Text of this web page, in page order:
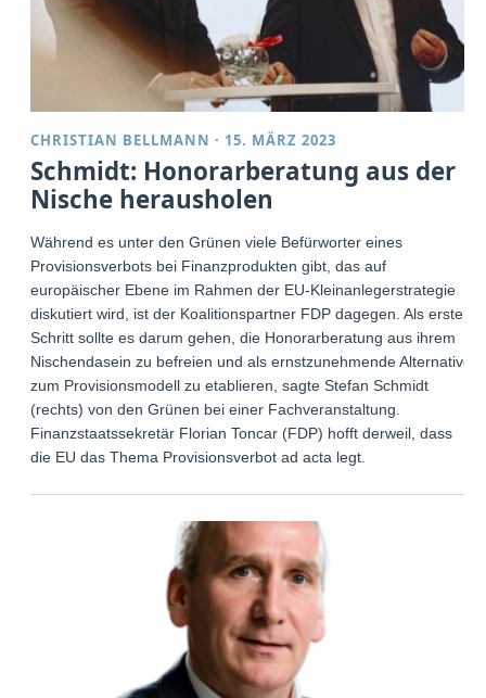
CHRISTIAN BELLMANN · 15. MÄRZ 2023
Schmidt: Honorarberatung aus der
Nische herausholen
Während es unter den Grünen viele Befürworter eines
Provisionsverbots bei Finanzprodukten gibt, das auf
europäischer Ebene im Rahmen der EU-Kleinanlegerstrategie
diskutiert wird, ist der Koalitionspartner FDP dagegen. Als ersten
Schritt sollte es darum gehen, die Honorarberatung aus ihrem
Nischendasein zu befreien und als ernstzunehmende Alternative
zum Provisionsmodell zu etablieren, sagte Stefan Schmidt
(rechts) von den Grünen bei einer Fachveranstaltung.
Finanzstaatssekretär Florian Toncar (FDP) hofft derweil, dass
die EU das Thema Provisionsverbot ad acta legt.